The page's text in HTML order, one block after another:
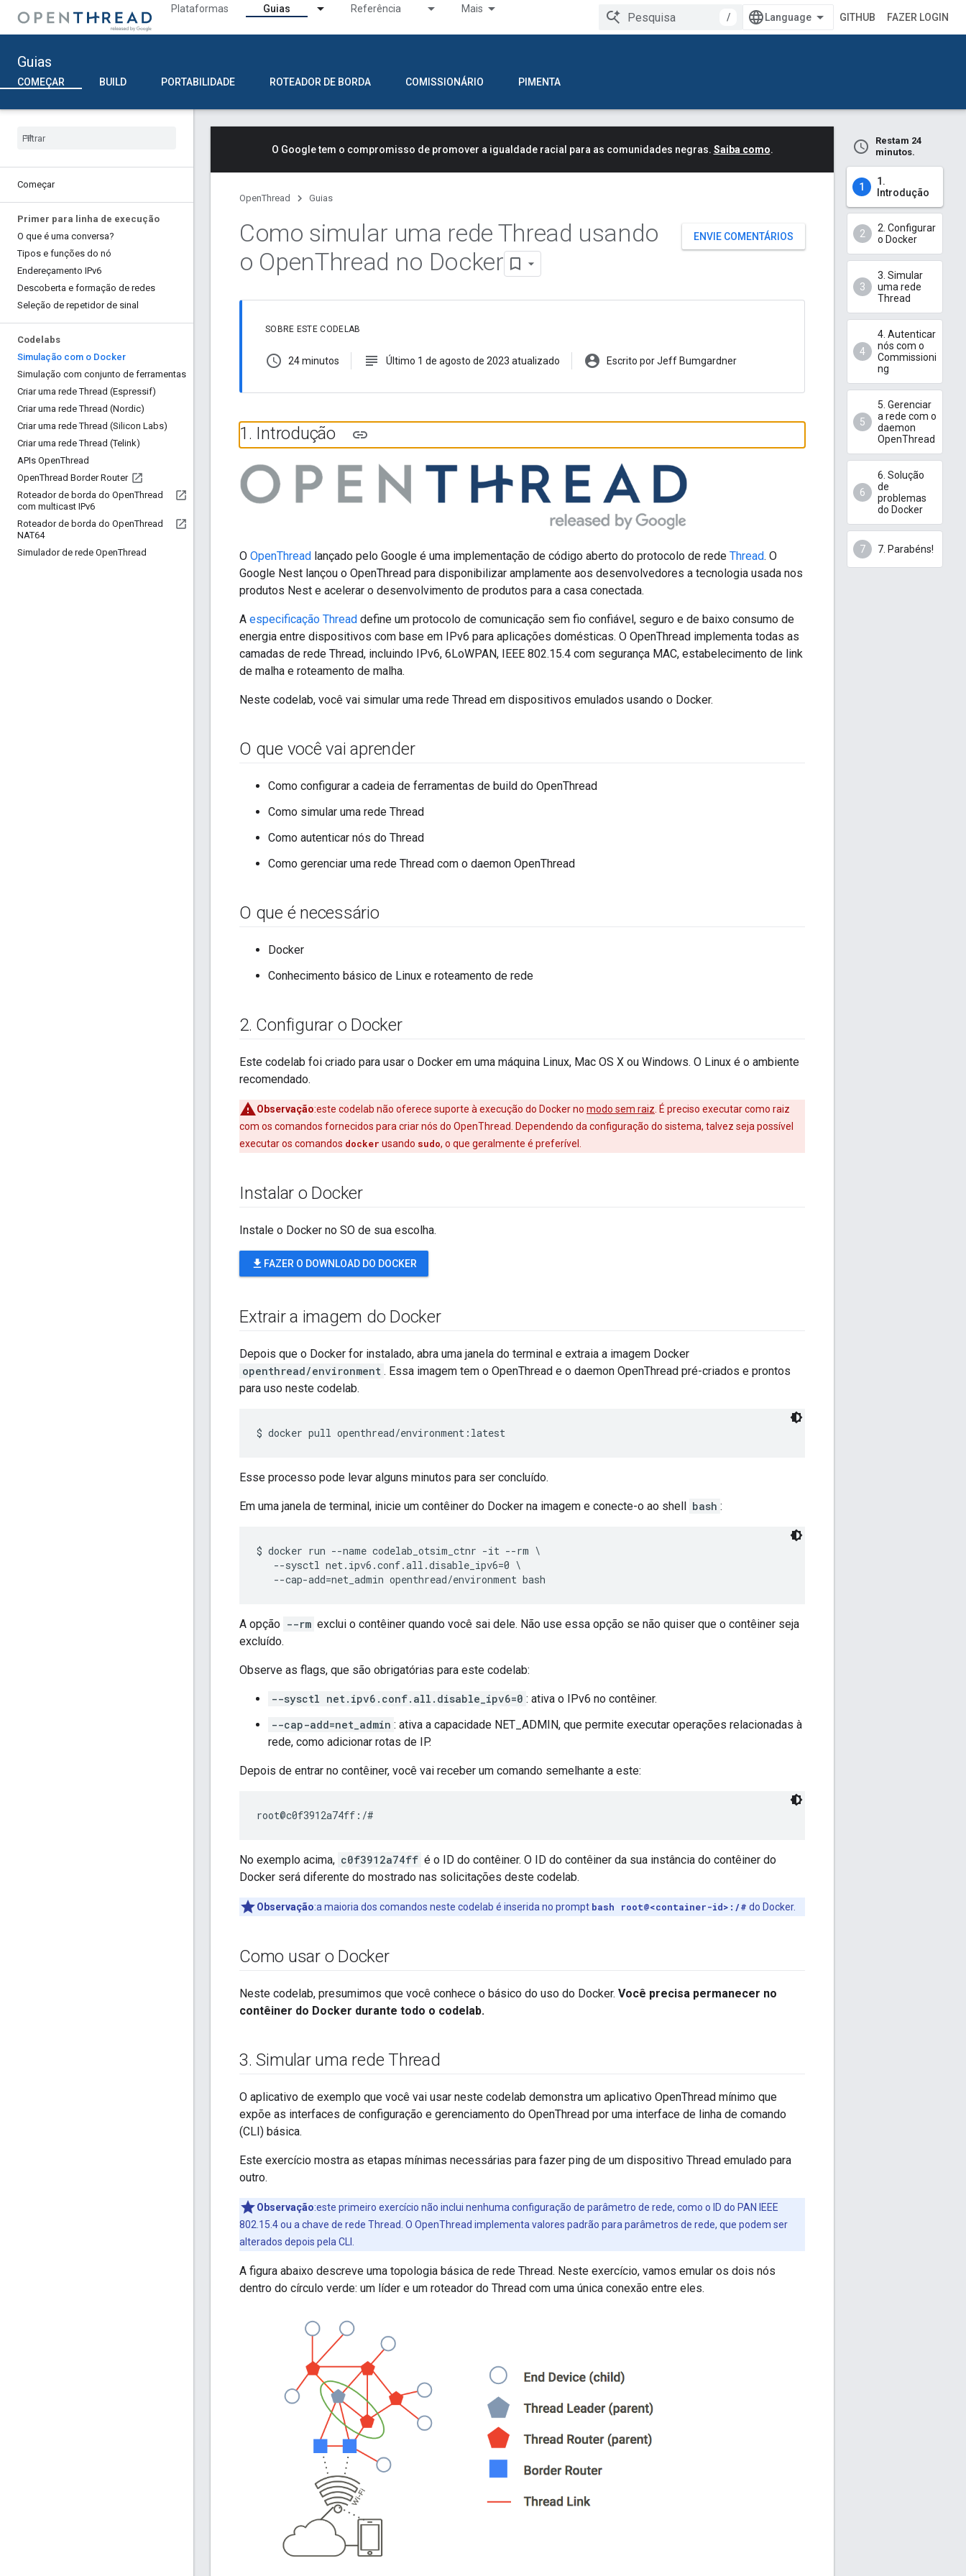
Plataformas Guias Referência Mais
/ GITHUB FAZER LOGIN
Guias
COMEÇAR BUILD PORTABILIDADE ROTEADOR DE BORDA COMISSIONÁRIO PIMENTA
Começar
Primer para linha de execução
O que é uma conversa?
Tipos e funções do nó
Endereçamento IPv6
Descoberta e formação de redes
Seleção de repetidor de sinal
Codelabs
Simulação com o Docker
Simulação com conjunto de ferramentas
Criar uma rede Thread (Espressif)
Criar uma rede Thread (Nordic)
Criar uma rede Thread (Silicon Labs)
Criar uma rede Thread (Telink)
APIs OpenThread
OpenThread Border Router
Roteador de borda do OpenThread
com multicast IPv6
Roteador de borda do OpenThread
NAT64
Simulador de rede OpenThread
Restam 24
minutos.
1.
Introdução
2. Configurar
o Docker
3. Simular
uma rede
Thread
4. Autenticar
nós com o
Commissioni
ng
5. Gerenciar
a rede com o
daemon
OpenThread
6. Solução
de
problemas
do Docker
7. Parabéns!
O Google tem o compromisso de promover a igualdade racial para as comunidades negras. Saiba como.
OpenThread Guias
ENVIE COMENTÁRIOS
Como simular uma rede Thread usando
o OpenThread no Docker
SOBRE ESTE CODELAB
schedule 24 minutos subject Último 1 de agosto de 2023 atualizado account_circle Escrito por Jeff Bumgardner
1. Introdução
O OpenThread lançado pelo Google é uma implementação de código aberto do protocolo de rede Thread. O
Google Nest lançou o OpenThread para disponibilizar amplamente aos desenvolvedores a tecnologia usada nos
produtos Nest e acelerar o desenvolvimento de produtos para a casa conectada.
A especificação Thread define um protocolo de comunicação sem fio confiável, seguro e de baixo consumo de
energia entre dispositivos com base em IPv6 para aplicações domésticas. O OpenThread implementa todas as
camadas de rede Thread, incluindo IPv6, 6LoWPAN, IEEE 802.15.4 com segurança MAC, estabelecimento de link
de malha e roteamento de malha.
Neste codelab, você vai simular uma rede Thread em dispositivos emulados usando o Docker.
O que você vai aprender
Como configurar a cadeia de ferramentas de build do OpenThread
Como simular uma rede Thread
Como autenticar nós do Thread
Como gerenciar uma rede Thread com o daemon OpenThread
O que é necessário
Docker
Conhecimento básico de Linux e roteamento de rede
2. Configurar o Docker
Este codelab foi criado para usar o Docker em uma máquina Linux, Mac OS X ou Windows. O Linux é o ambiente
recomendado.
Observação:este codelab não oferece suporte à execução do Docker no modo sem raiz. É preciso executar como raiz
com os comandos fornecidos para criar nós do OpenThread. Dependendo da configuração do sistema, talvez seja possível
executar os comandos docker usando sudo, o que geralmente é preferível.
Instalar o Docker
Instale o Docker no SO de sua escolha.
file_download FAZER O DOWNLOAD DO DOCKER
Extrair a imagem do Docker
Depois que o Docker for instalado, abra uma janela do terminal e extraia a imagem Docker
openthread/environment . Essa imagem tem o OpenThread e o daemon OpenThread pré-criados e prontos
para uso neste codelab.
Esse processo pode levar alguns minutos para ser concluído.
Em uma janela de terminal, inicie um contêiner do Docker na imagem e conecte-o ao shell bash :
$ docker run --name codelab_otsim_ctnr -it --rm \
   --sysctl net.ipv6.conf.all.disable_ipv6=0 \
A opção --rm exclui o contêiner quando você sai dele. Não use essa opção se não quiser que o contêiner seja
excluído.
Observe as flags, que são obrigatórias para este codelab:
--sysctl net.ipv6.conf.all.disable_ipv6=0 : ativa o IPv6 no contêiner.
--cap-add=net_admin : ativa a capacidade NET_ADMIN, que permite executar operações relacionadas à
rede, como adicionar rotas de IP.
Depois de entrar no contêiner, você vai receber um comando semelhante a este:
No exemplo acima, c0f3912a74ff é o ID do contêiner. O ID do contêiner da sua instância do contêiner do
Docker será diferente do mostrado nas solicitações deste codelab.
Observação:a maioria dos comandos neste codelab é inserida no prompt bash root@<container-id>:/# do Docker.
Como usar o Docker
Neste codelab, presumimos que você conhece o básico do uso do Docker. Você precisa permanecer no
contêiner do Docker durante todo o codelab.
3. Simular uma rede Thread
O aplicativo de exemplo que você vai usar neste codelab demonstra um aplicativo OpenThread mínimo que
expõe as interfaces de configuração e gerenciamento do OpenThread por uma interface de linha de comando
(CLI) básica.
Este exercício mostra as etapas mínimas necessárias para fazer ping de um dispositivo Thread emulado para
outro.
Observação:este primeiro exercício não inclui nenhuma configuração de parâmetro de rede, como o ID do PAN IEEE
802.15.4 ou a chave de rede Thread. O OpenThread implementa valores padrão para parâmetros de rede, que podem ser
alterados depois pela CLI.
A figura abaixo descreve uma topologia básica de rede Thread. Neste exercício, vamos emular os dois nós
dentro do círculo verde: um líder e um roteador do Thread com uma única conexão entre eles.